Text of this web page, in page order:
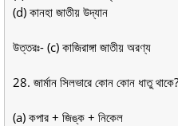
(d) কানহা জাতীয় উদ্যান
উত্তরঃ- (c) কাজিরাঙ্গা জাতীয় অরণ্য
28. জার্মান সিলভারে কোন কোন ধাতু থাকে?
(a) কপার + জিঙ্ক + নিকেল